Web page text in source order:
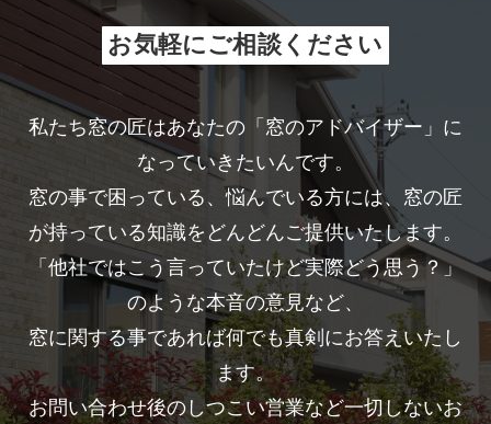
お気軽にご相談ください
私たち窓の匠はあなたの「窓のアドバイザー」に
なっていきたいんです。
窓の事で困っている、悩んでいる方には、窓の匠
が持っている知識をどんどんご提供いたします。
「他社ではこう言っていたけど実際どう思う？」
のような本音の意見など、
窓に関する事であれば何でも真剣にお答えいたし
ます。
お問い合わせ後のしつこい営業など一切しないお